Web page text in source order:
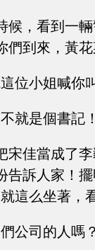
候，看到一
們到來，黃
位小姐喊你
就是個書記
宋佳當成了
告訴人家！
這么坐著，
公司的人嗎